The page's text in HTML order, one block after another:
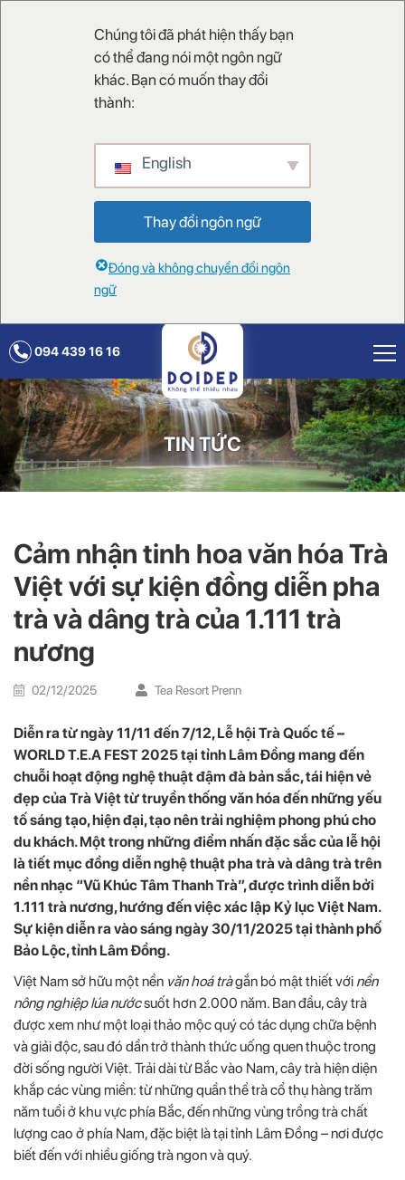
Chúng tôi đã phát hiện thấy bạn
có thể đang nói một ngôn ngữ
khác. Bạn có muốn thay đổi
thành:
English
Thay đổi ngôn ngữ
Đóng và không chuyển đổi ngôn
ngữ
094 439 16 16
TIN TỨC
Cảm nhận tinh hoa văn hóa Trà
Việt với sự kiện đồng diễn pha
trà và dâng trà của 1.111 trà
nương
02/12/2025 Tea Resort Prenn
Diễn ra từ ngày 11/11 đến 7/12, Lễ hội Trà Quốc tế –
WORLD T.E.A FEST 2025 tại tỉnh Lâm Đồng mang đến
chuỗi hoạt động nghệ thuật đậm đà bản sắc, tái hiện vẻ
đẹp của Trà Việt từ truyền thống văn hóa đến những yếu
tố sáng tạo, hiện đại, tạo nên trải nghiệm phong phú cho
du khách. Một trong những điểm nhấn đặc sắc của lễ hội
là tiết mục đồng diễn nghệ thuật pha trà và dâng trà trên
nền nhạc “Vũ Khúc Tâm Thanh Trà”, được trình diễn bởi
1.111 trà nương, hướng đến việc xác lập Kỷ lục Việt Nam.
Sự kiện diễn ra vào sáng ngày 30/11/2025 tại thành phố
Bảo Lộc, tỉnh Lâm Đồng.
Việt Nam sở hữu một nền văn hoá tràgắn bó mật thiết với nền
nông nghiệp lúa nướcsuốt hơn 2.000 năm. Ban đầu, cây trà
được xem như một loại thảo mộc quý có tác dụng chữa bệnh
và giải độc, sau đó dần trở thành thức uống quen thuộc trong
đời sống người Việt. Trải dài từ Bắc vào Nam, cây trà hiện diện
khắp các vùng miền: từ những quần thể trà cổ thụ hàng trăm
năm tuổi ở khu vực phía Bắc, đến những vùng trồng trà chất
lượng cao ở phía Nam, đặc biệt là tại tỉnh Lâm Đồng – nơi được
biết đến với nhiều giống trà ngon và quý.